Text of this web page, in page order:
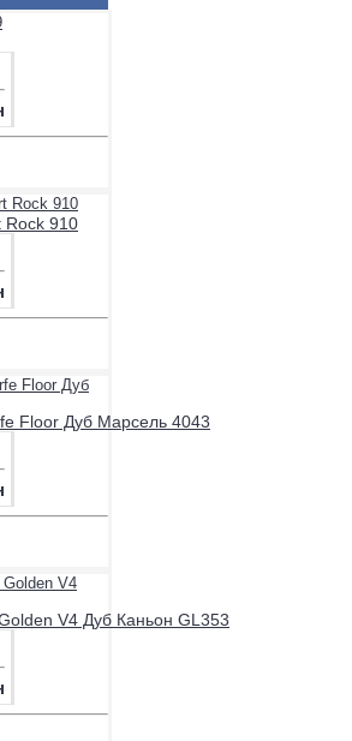
Rock 910
Floor Дуб Марсель 4043
V4 Дуб Каньон GL353